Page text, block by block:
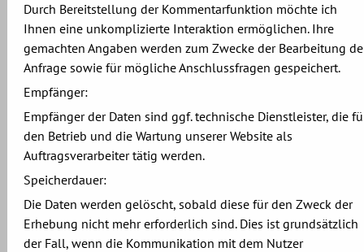
Durch Bereitstellung der Kommentarfunktion möchte ich
Ihnen eine unkomplizierte Interaktion ermöglichen. Ihre
gemachten Angaben werden zum Zwecke der Bearbeitung
Anfrage sowie für mögliche Anschlussfragen gespeichert.
Empfänger:
Empfänger der Daten sind ggf. technische Dienstleister, die
den Betrieb und die Wartung unserer Website als
Auftragsverarbeiter tätig werden.
Speicherdauer:
Die Daten werden gelöscht, sobald diese für den Zweck der
Erhebung nicht mehr erforderlich sind. Dies ist grundsätzlich
der Fall, wenn die Kommunikation mit dem Nutzer